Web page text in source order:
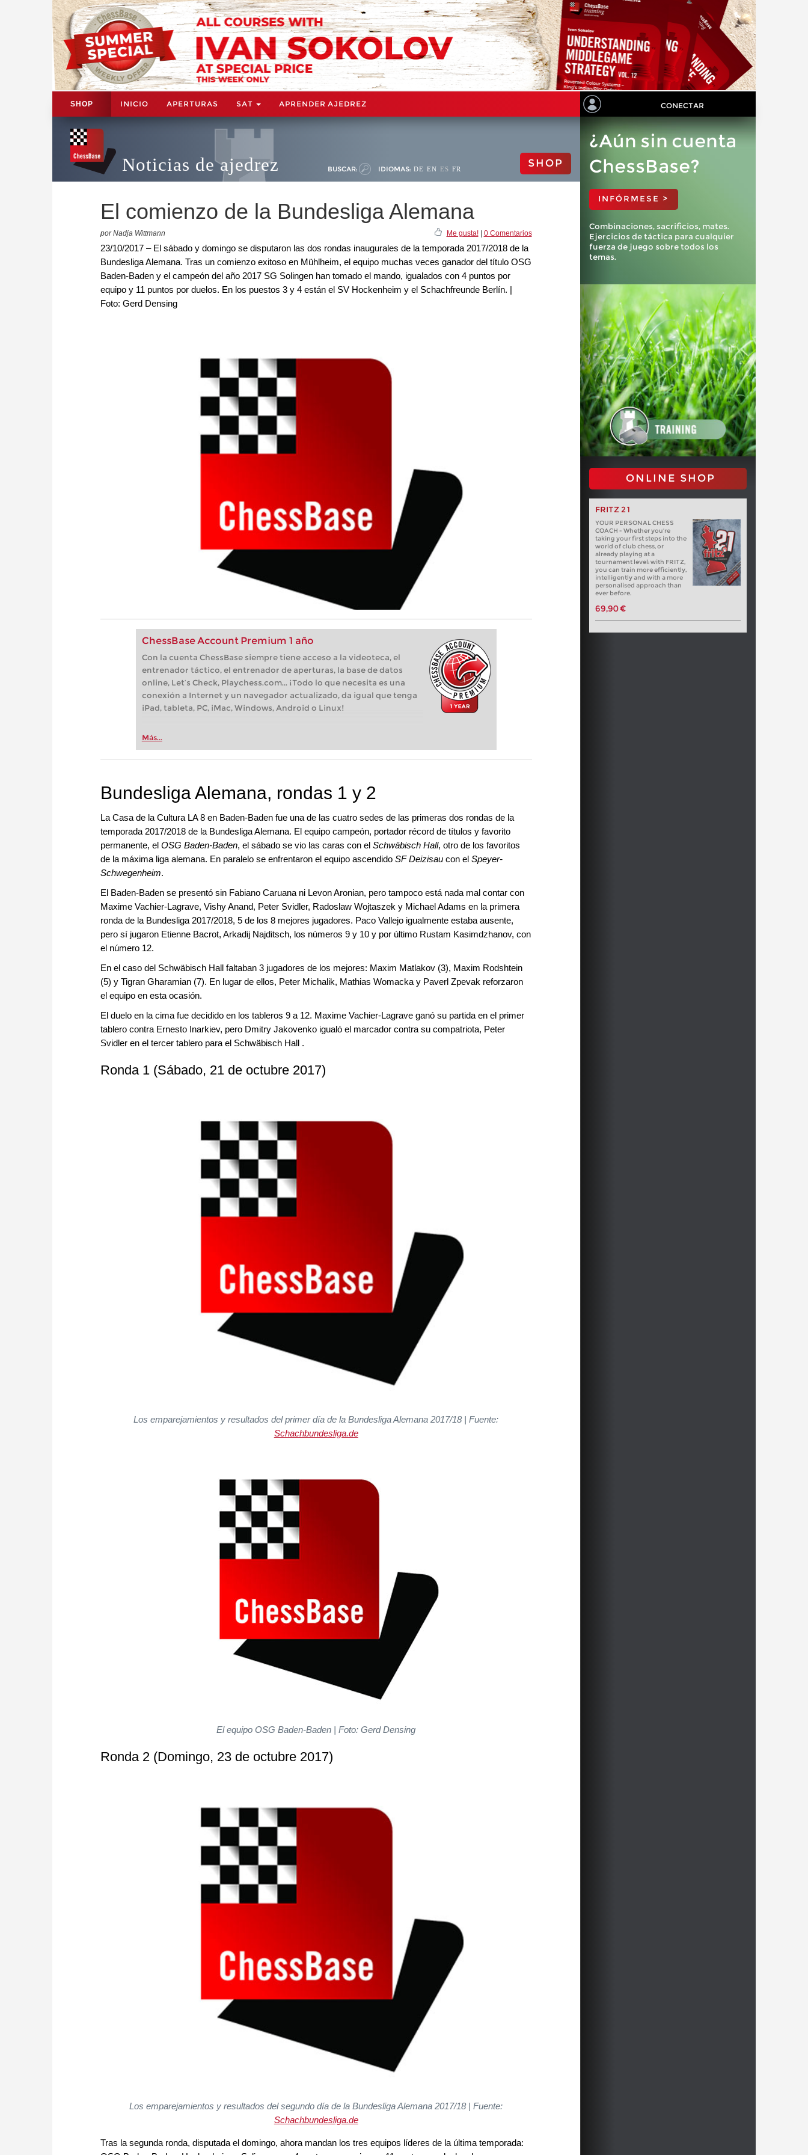
SHOP INICIO APERTURAS SAT APRENDER AJEDREZ CONECTAR
Noticias de ajedrez BUSCAR: IDIOMAS: DE EN ES FR SHOP
El comienzo de la Bundesliga Alemana
por Nadja Wittmann Me gusta!| 0 Comentarios
23/10/2017 – El sábado y domingo se disputaron las dos rondas inaugurales de la temporada 2017/2018 de la
Bundesliga Alemana. Tras un comienzo exitoso en Mühlheim, el equipo muchas veces ganador del título OSG
Baden-Baden y el campeón del año 2017 SG Solingen han tomado el mando, igualados con 4 puntos por
equipo y 11 puntos por duelos. En los puestos 3 y 4 están el SV Hockenheim y el Schachfreunde Berlín. |
Foto: Gerd Densing
ChessBase Account Premium 1 año
Con la cuenta ChessBase siempre tiene acceso a la videoteca, el
entrenador táctico, el entrenador de aperturas, la base de datos
online, Let’s Check, Playchess.com... ¡Todo lo que necesita es una
conexión a Internet y un navegador actualizado, da igual que tenga
iPad, tableta, PC, iMac, Windows, Android o Linux!
Más...
¿Aún sin cuenta
ChessBase?
INFÓRMESE >
Combinaciones, sacrificios, mates.
Ejercicios de táctica para cualquier
fuerza de juego sobre todos los
temas.
ONLINE SHOP
FRITZ 21
YOUR PERSONAL CHESS
COACH - Whether you’re
taking your first steps into the
world of club chess, or
already playing at a
tournament level: with FRITZ,
you can train more efficiently,
intelligently and with a more
personalised approach than
ever before.
69,90 €
Bundesliga Alemana, rondas 1 y 2
La Casa de la Cultura LA 8 en Baden-Baden fue una de las cuatro sedes de las primeras dos rondas de la
temporada 2017/2018 de la Bundesliga Alemana. El equipo campeón, portador récord de títulos y favorito
permanente, el OSG Baden-Baden, el sábado se vio las caras con el Schwäbisch Hall, otro de los favoritos
de la máxima liga alemana. En paralelo se enfrentaron el equipo ascendido SF Deizisau con el Speyer-
Schwegenheim.
El Baden-Baden se presentó sin Fabiano Caruana ni Levon Aronian, pero tampoco está nada mal contar con
Maxime Vachier-Lagrave, Vishy Anand, Peter Svidler, Radoslaw Wojtaszek y Michael Adams en la primera
ronda de la Bundesliga 2017/2018, 5 de los 8 mejores jugadores. Paco Vallejo igualmente estaba ausente,
pero sí jugaron Etienne Bacrot, Arkadij Najditsch, los números 9 y 10 y por último Rustam Kasimdzhanov, con
el número 12.
En el caso del Schwäbisch Hall faltaban 3 jugadores de los mejores: Maxim Matlakov (3), Maxim Rodshtein
(5) y Tigran Gharamian (7). En lugar de ellos, Peter Michalik, Mathias Womacka y Paverl Zpevak reforzaron
el equipo en esta ocasión.
El duelo en la cima fue decidido en los tableros 9 a 12. Maxime Vachier-Lagrave ganó su partida en el primer
tablero contra Ernesto Inarkiev, pero Dmitry Jakovenko igualó el marcador contra su compatriota, Peter
Svidler en el tercer tablero para el Schwäbisch Hall .
Ronda 1 (Sábado, 21 de octubre 2017)
Los emparejamientos y resultados del primer día de la Bundesliga Alemana 2017/18 | Fuente:
Schachbundesliga.de
El equipo OSG Baden-Baden | Foto: Gerd Densing
Ronda 2 (Domingo, 23 de octubre 2017)
Los emparejamientos y resultados del segundo día de la Bundesliga Alemana 2017/18 | Fuente:
Schachbundesliga.de
Tras la segunda ronda, disputada el domingo, ahora mandan los tres equipos líderes de la última temporada: